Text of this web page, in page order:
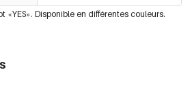
«YES». Disponible en différentes couleurs.